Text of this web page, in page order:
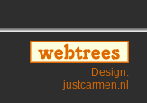
Design:
justcarmen.nl